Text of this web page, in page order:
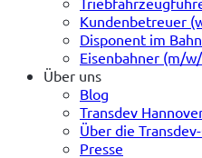
Kundenbetreuer
Disponent im
Eisenbahner (m/
Über uns
Blog
Transdev
Über die
Presse